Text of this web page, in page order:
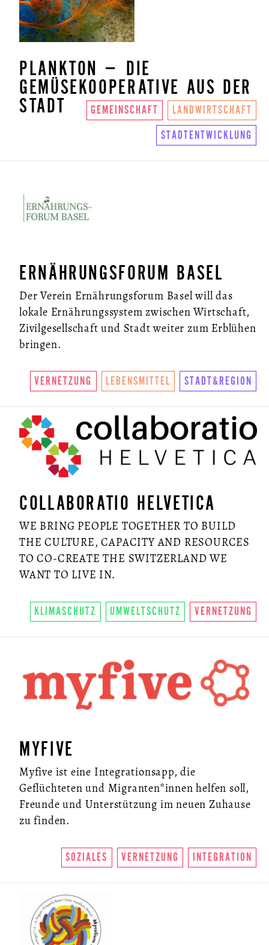
PLANKTON – DIE
GEMÜSEKOOPERATIVE AUS DER
STADT
GEMEINSCHAFT LANDWIRTSCHAFT
STADTENTWICKLUNG
ERNÄHRUNGSFORUM BASEL
Der Verein Ernährungsforum Basel will das
lokale Ernährungssystem zwischen Wirtschaft,
Zivilgesellschaft und Stadt weiter zum Erblühen
bringen.
VERNETZUNG LEBENSMITTEL STADT&REGION
COLLABORATIO HELVETICA
WE BRING PEOPLE TOGETHER TO BUILD
THE CULTURE, CAPACITY AND RESOURCES
TO CO-CREATE THE SWITZERLAND WE
WANT TO LIVE IN.
KLIMASCHUTZ UMWELTSCHUTZ VERNETZUNG
MYFIVE
Myfive ist eine Integrationsapp, die
Geflüchteten und Migranten*innen helfen soll,
Freunde und Unterstützung im neuen Zuhause
zu finden.
SOZIALES VERNETZUNG INTEGRATION